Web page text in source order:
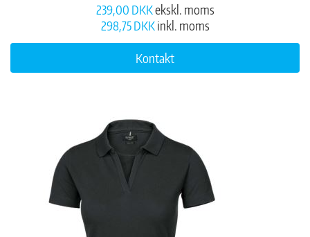
239,00 DKKekskl. moms
298,75 DKKinkl. moms
Kontakt